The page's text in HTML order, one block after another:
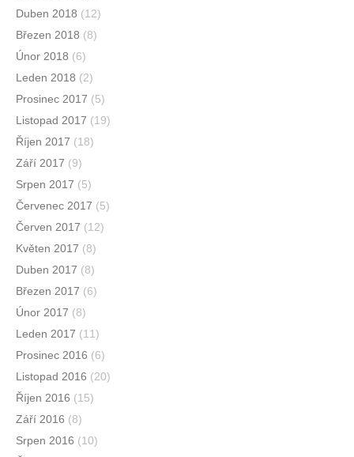
Duben 2018 (12)
Březen 2018 (8)
Únor 2018 (6)
Leden 2018 (2)
Prosinec 2017 (5)
Listopad 2017 (19)
Říjen 2017 (18)
Září 2017 (9)
Srpen 2017 (5)
Červenec 2017 (5)
Červen 2017 (12)
Květen 2017 (8)
Duben 2017 (8)
Březen 2017 (6)
Únor 2017 (8)
Leden 2017 (11)
Prosinec 2016 (6)
Listopad 2016 (20)
Říjen 2016 (15)
Září 2016 (8)
Srpen 2016 (10)